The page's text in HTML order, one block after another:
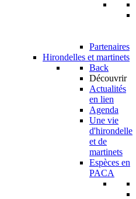
Partenaires
Hirondelles et martinets
Back
Découvrir
Actualités
en lien
Agenda
Une vie
d'hirondelle
et de
martinets
Espèces en
PACA